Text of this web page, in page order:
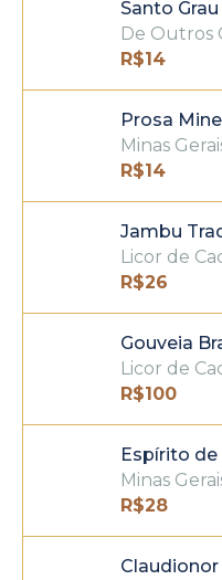
Santo
De Outros
R$14
Prosa
Minas
R$14
Jambu
Licor de
R$26
Gouveia
Licor de
R$100
Espírito de
Minas
R$28
Claudionor